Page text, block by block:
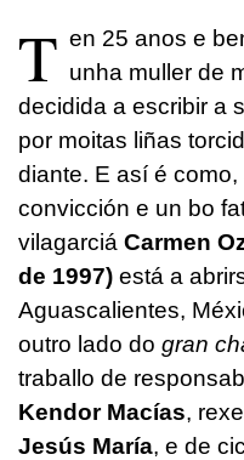
T en 25 anos e
unha muller de
decidida a escribir a
por moitas liñas
diante. E así é
convicción e un bo
vilagarciá Carmen
de 1997) está a
Aguascalientes,
outro lado do gran
traballo de
Kendor Macías,
Jesús María, e de